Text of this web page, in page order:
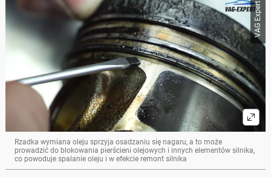
VAG Expert
Rzadka wymiana oleju sprzyja osadzaniu się nagaru, a to może
prowadzić do blokowania pierścieni olejowych i innych elementów silnika,
co powoduje spalanie oleju i w efekcie remont silnika